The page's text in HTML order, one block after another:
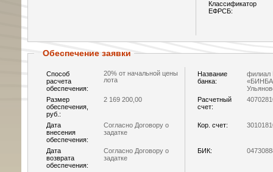
Классификатор
ЕФРСБ:
Обеспечение заявки
Способ
расчета
обеспечения:
20% от начальной цены
лота
Название
банка:
Размер
обеспечения,
руб.:
2 169 200,00
Расчетный
счет:
Дата
внесения
обеспечения:
Согласно Договору о
задатке
Кор. счет:
Дата
возврата
обеспечения:
Согласно Договору о
задатке
БИК: